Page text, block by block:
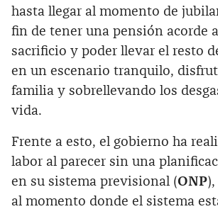
hasta llegar al momento de
fin de tener una pensión acorde
sacrificio y poder llevar el resto
en un escenario tranquilo,
familia y sobrellevando los
vida.
Frente a esto, el gobierno ha
labor al parecer sin una
en su sistema previsional (ONP
al momento donde el sistema